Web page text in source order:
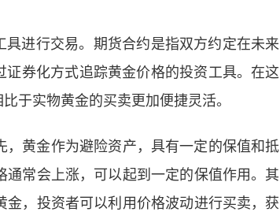
进行交易。期货合约是指双方约定在未来
券化方式追踪黄金价格的投资工具。在这
于实物黄金的买卖更加便捷灵活。
黄金作为避险资产，具有一定的保值和抵
常会上涨，可以起到一定的保值作用。其
，投资者可以利用价格波动进行买卖，获